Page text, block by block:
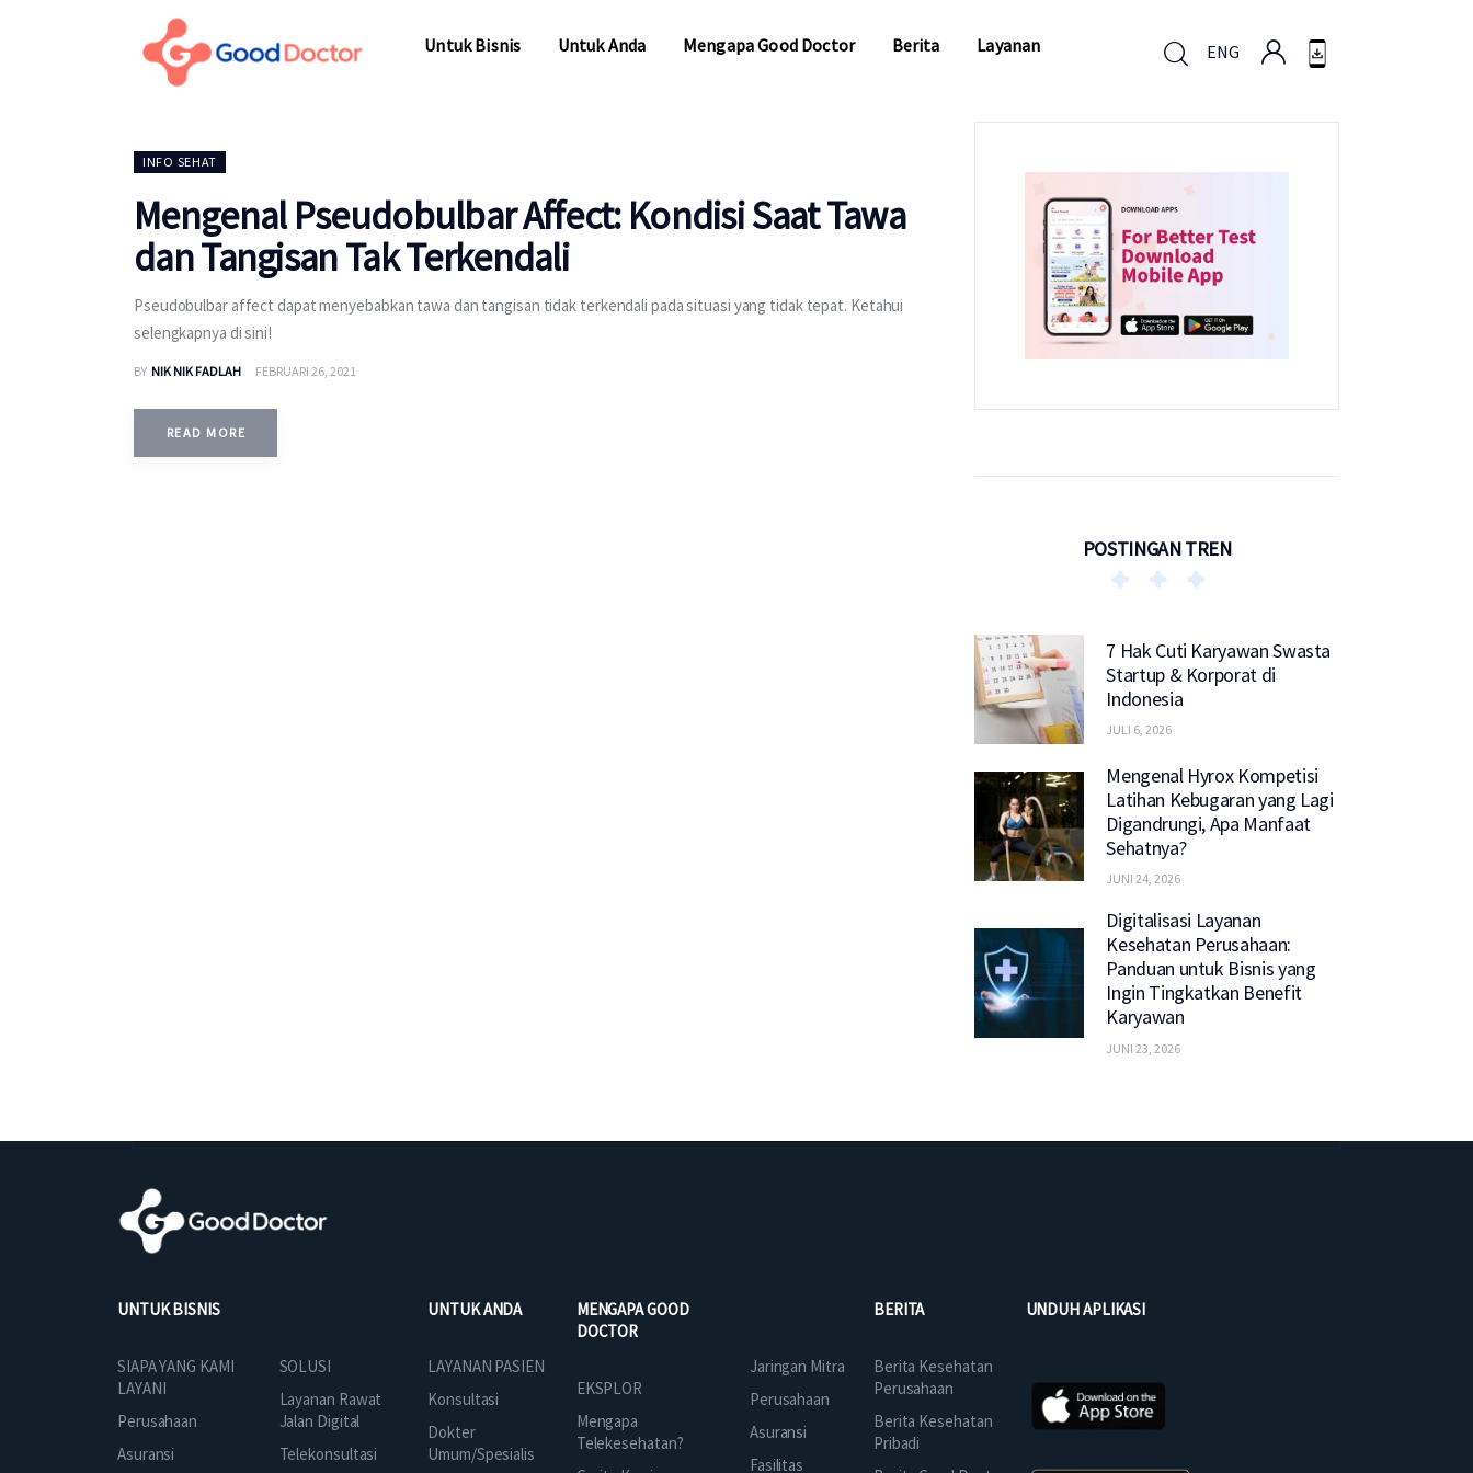
Untuk Bisnis Untuk Anda Mengapa Good Doctor Berita Layanan ENG
INFO SEHAT
Mengenal Pseudobulbar Affect: Kondisi Saat Tawa
dan Tangisan Tak Terkendali
Pseudobulbar affect dapat menyebabkan tawa dan tangisan tidak terkendali pada situasi yang tidak tepat. Ketahui
selengkapnya di sini!
BY NIK NIK FADLAH FEBRUARI 26, 2021
READ MORE
POSTINGAN TREN
7 Hak Cuti Karyawan Swasta
Startup & Korporat di
Indonesia
JULI 6, 2026
Mengenal Hyrox Kompetisi
Latihan Kebugaran yang Lagi
Digandrungi, Apa Manfaat
Sehatnya?
JUNI 24, 2026
Digitalisasi Layanan
Kesehatan Perusahaan:
Panduan untuk Bisnis yang
Ingin Tingkatkan Benefit
Karyawan
JUNI 23, 2026
UNTUK BISNIS
SIAPA YANG KAMI
LAYANI
Perusahaan
Asuransi
SOLUSI
Layanan Rawat
Jalan Digital
Telekonsultasi
UNTUK ANDA
LAYANAN PASIEN
Konsultasi
Dokter
Umum/Spesialis
MENGAPA GOOD
DOCTOR
EKSPLOR
Mengapa
Telekesehatan?
Jaringan Mitra
Perusahaan
Asuransi
Fasilitas
BERITA
Berita Kesehatan
Perusahaan
Berita Kesehatan
Pribadi
UNDUH APLIKASI